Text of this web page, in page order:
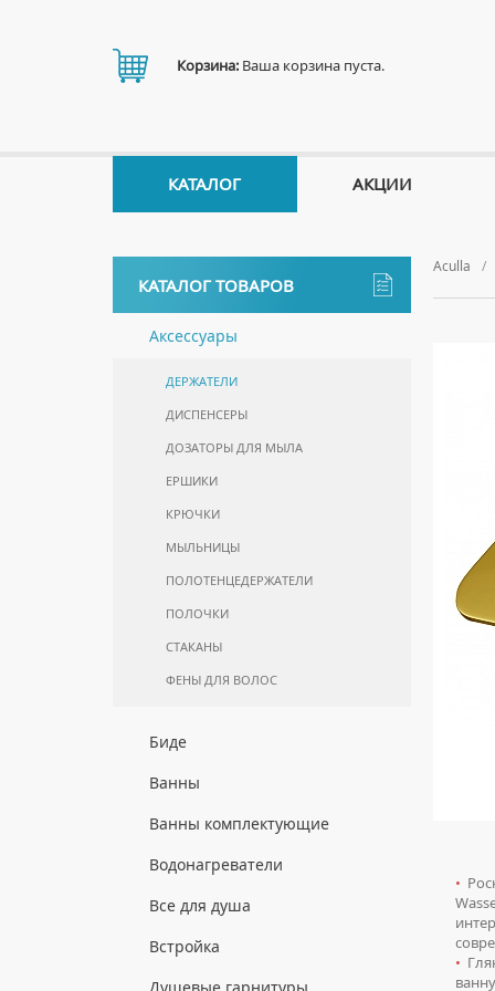
Aculla
•
•
КАТАЛОГ ТОВАРОВ
Аксессуары
ДЕРЖАТЕЛИ
ДИСПЕНСЕРЫ
ДОЗАТОРЫ ДЛЯ МЫЛА
ЕРШИКИ
КРЮЧКИ
МЫЛЬНИЦЫ
ПОЛОТЕНЦЕДЕРЖАТЕЛИ
ПОЛОЧКИ
СТАКАНЫ
ФЕНЫ ДЛЯ ВОЛОС
Биде
НАПОЛЬНЫЕ БИДЕ
СИФОНЫ ДЛЯ БИДЕ
Ванны
АКРИЛОВЫЕ ВАННЫ
СТАЛЬНЫЕ ВАННЫ
СИДЯЧИЕ ВАННЫ
ЧУГУННЫЕ ВАННЫ
Ванны комплектующие
БОКОВЫЕ ПАНЕЛИ
РАМЫ
Водонагреватели
ВОДОНАГРЕВАТЕЛИ
КОМБИНИРОВАННОГО НАГРЕВА
ВОДОНАГРЕВАТЕЛИ КОСВЕННОГО
Все для душа
ДУШЕВЫЕ ДВЕРИ
Встройка
ВЕРХНИЕ ДУШИ
Корзина: Ваша корзина пуста.
КАТАЛОГ АКЦИИ